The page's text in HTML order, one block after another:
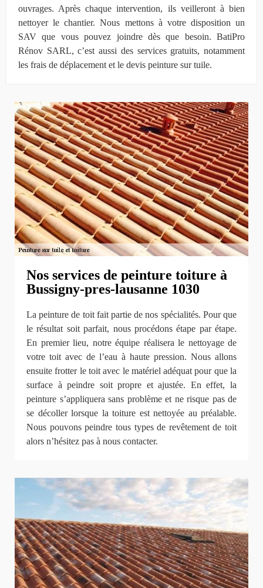
ouvrages. Après chaque intervention, ils veilleront à bien
nettoyer le chantier. Nous mettons à votre disposition un
SAV que vous pouvez joindre dès que besoin. BatiPro
Rénov SARL, c’est aussi des services gratuits, notamment
les frais de déplacement et le devis peinture sur tuile.
Nos services de peinture toiture à
Bussigny-pres-lausanne 1030
La peinture de toit fait partie de nos spécialités. Pour que
le résultat soit parfait, nous procédons étape par étape.
En premier lieu, notre équipe réalisera le nettoyage de
votre toit avec de l’eau à haute pression. Nous allons
ensuite frotter le toit avec le matériel adéquat pour que la
surface à peindre soit propre et ajustée. En effet, la
peinture s’appliquera sans problème et ne risque pas de
se décoller lorsque la toiture est nettoyée au préalable.
Nous pouvons peindre tous types de revêtement de toit
alors n’hésitez pas à nous contacter.